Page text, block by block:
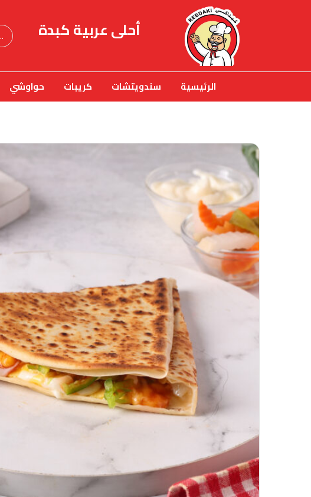
أحلى عربية كبدة
الرئيسية سندويتشات كريبات حواوشي